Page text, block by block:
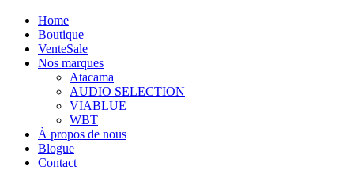
Home
Boutique
VenteSale
Nos marques
Atacama
AUDIO SELECTION
VIABLUE
WBT
À propos de nous
Blogue
Contact